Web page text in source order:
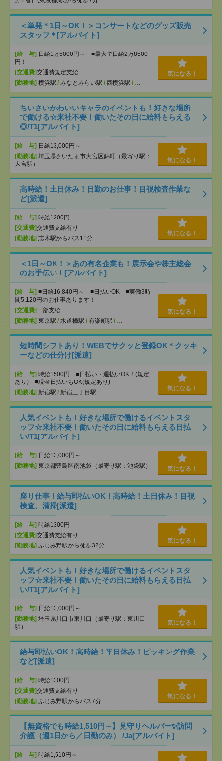
＜単発＊1日～OK！＞コンサートなどのグッズ販売
スタッフ＊[アルバイト]
[給 与] 日給1万5000円～ ■最大で日給2万8500
円！
[交通費]交通費規定支給
[勤務地] 横浜駅 / みなとみらい駅 / 西横浜駅 / …
気になる！
ちいさいかわいいキャラのイベントも！好きな場所
で働ける☆来社不要！働いたその日に給料もらえる
◎/T1[アルバイト]
[給 与] 日給13,000円～
[勤務地] 埼玉県さいたま市大宮区錦町（最寄り駅：
大宮駅）
気になる！
高時給！土日休み！日勤のお仕事！目視検査作業な
ど[派遣]
[給 与] 時給1200円
[交通費]交通費支給有り
[勤務地] 志木駅からバス11分
気になる！
＜1日～OK！＞あの有名企業も！展示会や株主総会
のお手伝い！[アルバイト]
[給 与] ■日給16,840円～ ■日払いOK ■実働3時
間5,120円のお仕事あります！
[交通費]一部支給
[勤務地] 東京駅 / 水道橋駅 / 有楽町駅 / …
気になる！
短時間シフトあり！WEBでサクッと登録OK＊クッキ
ーなどの仕分け[派遣]
[給 与] 時給1500円 ■日払い・週払いOK！(規定
あり) ■現金日払いもOK(規定あり)
[勤務地] 新宿駅 / 新宿三丁目駅
気になる！
人気イベントも！好きな場所で働けるイベントスタ
ッフ☆来社不要！働いたその日に給料もらえる日払
い/T1[アルバイト]
[給 与] 日給13,000円～
[勤務地] 東京都豊島区南池袋（最寄り駅：池袋駅） 気になる！
座り仕事！給与即払いOK！高時給！土日休み！目視
検査、清掃[派遣]
[給 与] 時給1300円
[交通費]交通費支給有り
[勤務地] ふじみ野駅から徒歩32分
気になる！
人気イベントも！好きな場所で働けるイベントスタ
ッフ☆来社不要！働いたその日に給料もらえる日払
い/T1[アルバイト]
[給 与] 日給13,000円～
[勤務地] 埼玉県川口市東川口（最寄り駅：東川口
駅）
気になる！
給与即払いOK！高時給！平日休み！ピッキング作業
など[派遣]
[給 与] 時給1300円
[交通費]交通費支給有り
[勤務地] ふじみ野駅からバス7分
気になる！
【無資格でも時給1,510円～】見守りヘルパー✨訪問
介護（週1日から／日勤のみ） /Ja[アルバイト]
[給 与] 時給1,510円～